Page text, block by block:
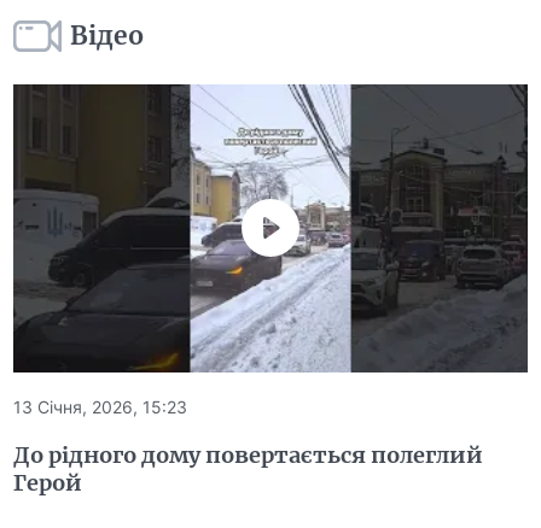
Відео
13 Січня, 2026, 15:23
До рідного дому повертається полеглий
Герой